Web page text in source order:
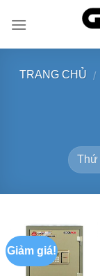
TRANG CHỦ /
Giảm giá!